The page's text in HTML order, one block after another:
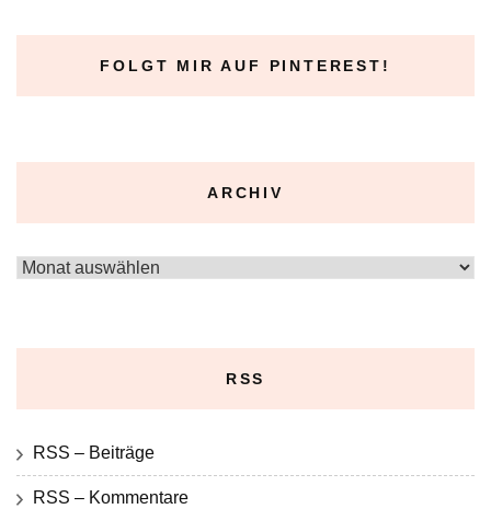
FOLGT MIR AUF PINTEREST!
ARCHIV
Archiv
RSS
RSS – Beiträge
RSS – Kommentare